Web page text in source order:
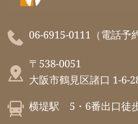
06-6915-0111（電話予
〒538-0051
大阪市鶴見区諸口 1-6-
横堤駅　5・6番出口徒